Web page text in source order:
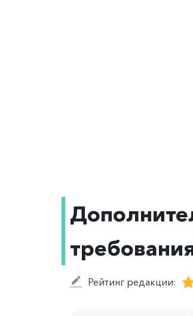
Рейтинг редакции: